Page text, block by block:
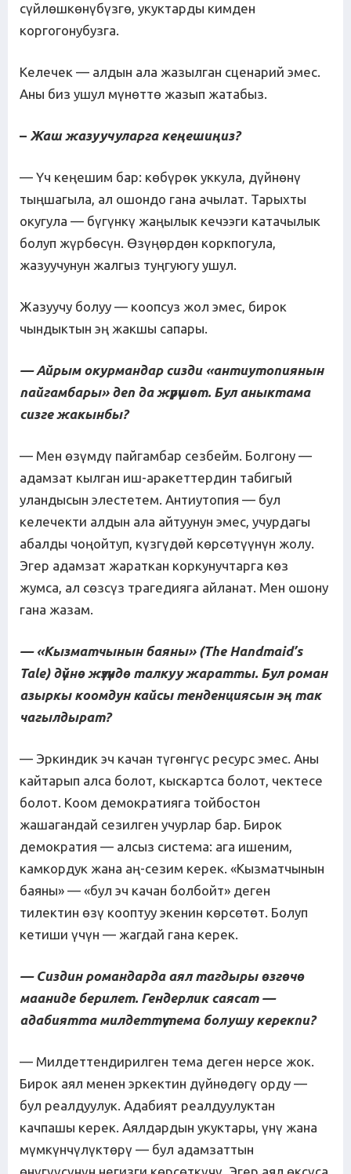
сүйлөшкөнүбүзгө, укуктарды кимден
коргогонубузга.
Келечек — алдын ала жазылган сценарий эмес.
Аны биз ушул мүнөттө жазып жатабыз.
– Жаш жазуучуларга кеңешиңиз?
— Үч кеңешим бар: көбүрөк уккула, дүйнөнү
тыңшагыла, ал ошондо гана ачылат. Тарыхты
окугула — бүгүнкү жаңылык кечээги катачылык
болуп жүрбөсүн. Өзүңөрдөн коркпогула,
жазуучунун жалгыз туңгуюгу ушул.
Жазуучу болуу — коопсуз жол эмес, бирок
чындыктын эң жакшы сапары.
— Айрым окурмандар сизди «антиутопиянын
пайгамбары» деп дажүрүшөт. Бул аныктама
сизге жакынбы?
— Мен өзүмдү пайгамбар сезбейм. Болгону —
адамзат кылган иш-аракеттердин табигый
уландысын элестетем. Антиутопия — бул
келечекти алдын ала айтуунун эмес, учурдагы
абалды чоңойтуп, күзгүдөй көрсөтүүнүн жолу.
Эгер адамзат жараткан коркунучтарга көз
жумса, ал сөзсүз трагедияга айланат. Мен ошону
гана жазам.
— «Кызматчынын баяны» (The Handmaid’s
Tale) дүйнө жүзүндө талкуу жаратты. Бул роман
азыркы коомдун кайсы тенденциясын эң так
чагылдырат?
— Эркиндик эч качан түгөнгүс ресурс эмес. Аны
кайтарып алса болот, кыскартса болот, чектесе
болот. Коом демократияга тойбостон
жашагандай сезилген учурлар бар. Бирок
демократия — алсыз система: ага ишеним,
камкордук жана аң-сезим керек. «Кызматчынын
баяны» — «бул эч качан болбойт» деген
тилектин өзү кооптуу экенин көрсөтөт. Болуп
кетиши үчүн — жагдай гана керек.
— Сиздин романдарда аял тагдыры өзгөчө
мааниде берилет. Гендерлик саясат —
адабиятта милдеттүү тема болушу керекпи?
— Милдеттендирилген тема деген нерсе жок.
Бирок аял менен эркектин дүйнөдөгү орду —
бул реалдуулук. Адабият реалдуулуктан
качпашы керек. Аялдардын укуктары, үнү жана
мүмкүнчүлүктөрү — бул адамзаттын